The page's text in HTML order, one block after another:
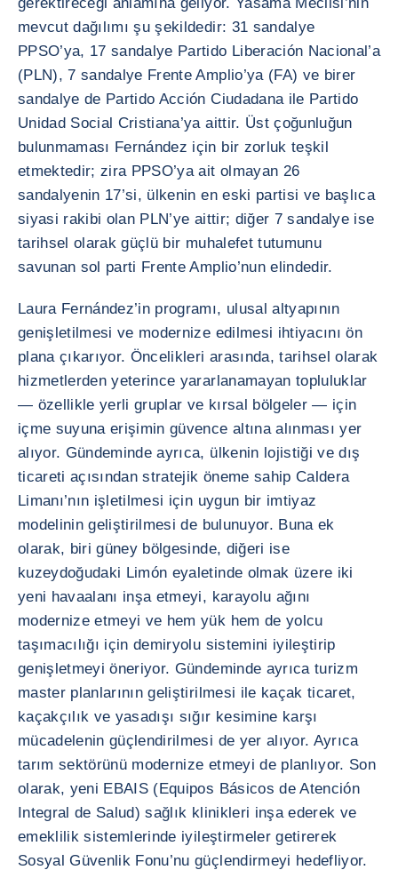
mevcut dağılımı şu şekildedir: 31 sandalye
PPSO’ya, 17 sandalye Partido Liberación Nacional’a
(PLN), 7 sandalye Frente Amplio’ya (FA) ve birer
sandalye de Partido Acción Ciudadana ile Partido
Unidad Social Cristiana’ya aittir. Üst çoğunluğun
bulunmaması Fernández için bir zorluk teşkil
etmektedir; zira PPSO’ya ait olmayan 26
sandalyenin 17’si, ülkenin en eski partisi ve başlıca
siyasi rakibi olan PLN’ye aittir; diğer 7 sandalye ise
tarihsel olarak güçlü bir muhalefet tutumunu
savunan sol parti Frente Amplio’nun elindedir.
Laura Fernández’in programı, ulusal altyapının
genişletilmesi ve modernize edilmesi ihtiyacını ön
plana çıkarıyor. Öncelikleri arasında, tarihsel olarak
hizmetlerden yeterince yararlanamayan topluluklar
— özellikle yerli gruplar ve kırsal bölgeler — için
içme suyuna erişimin güvence altına alınması yer
alıyor. Gündeminde ayrıca, ülkenin lojistiği ve dış
ticareti açısından stratejik öneme sahip Caldera
Limanı’nın işletilmesi için uygun bir imtiyaz
modelinin geliştirilmesi de bulunuyor. Buna ek
olarak, biri güney bölgesinde, diğeri ise
kuzeydoğudaki Limón eyaletinde olmak üzere iki
yeni havaalanı inşa etmeyi, karayolu ağını
modernize etmeyi ve hem yük hem de yolcu
taşımacılığı için demiryolu sistemini iyileştirip
genişletmeyi öneriyor. Gündeminde ayrıca turizm
master planlarının geliştirilmesi ile kaçak ticaret,
kaçakçılık ve yasadışı sığır kesimine karşı
mücadelenin güçlendirilmesi de yer alıyor. Ayrıca
tarım sektörünü modernize etmeyi de planlıyor. Son
olarak, yeni EBAIS (Equipos Básicos de Atención
Integral de Salud) sağlık klinikleri inşa ederek ve
emeklilik sistemlerinde iyileştirmeler getirerek
Sosyal Güvenlik Fonu’nu güçlendirmeyi hedefliyor.